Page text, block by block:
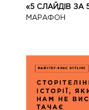
«5 СЛАЙДІВ ЗА
МАРАФОН